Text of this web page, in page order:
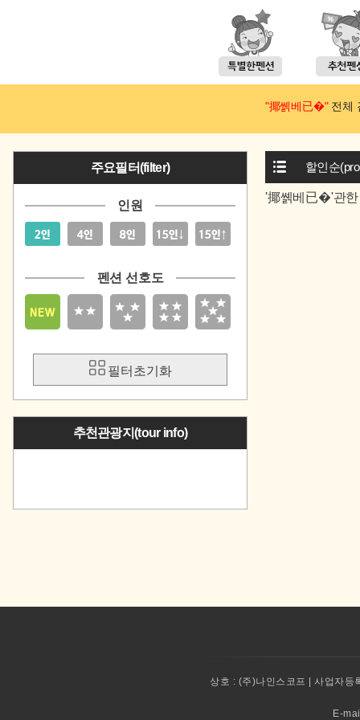
"揶쏅베已�"전체
주요필터(filter)
인원
펜션 선호도
필터초기화
추천관광지(tour info)
할인순
'揶쏅베已�'관한
상호 : (주)나인스코프 | 사업자
E-